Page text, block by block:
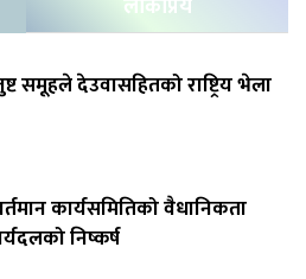
लोकप्रिय
समूहले देउवासहितको राष्ट्रिय भेला
कार्यसमितिको वैधानिकता
निष्कर्ष